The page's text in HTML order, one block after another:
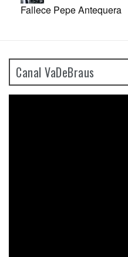
Fallece Pepe Antequera
Canal VaDeBraus